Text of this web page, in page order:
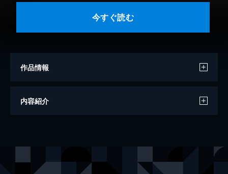
今すぐ読む
作品情報
著者
内容紹介